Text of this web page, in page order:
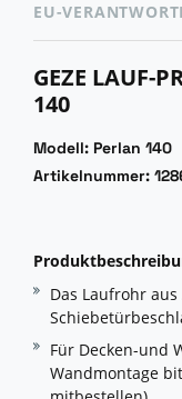
EU-
GEZE LAUF-
140
Modell: Perlan 140
Artikelnummer:
Das Laufrohr
Für Decken-und
Wandmontage